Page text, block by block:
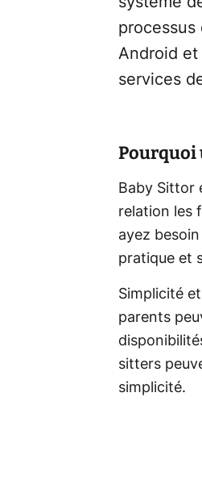
processus
Android et
services
Pourquoi
Baby Sittor
relation les
ayez
pratique et
Simplicité
parents
sitters
simplicité.